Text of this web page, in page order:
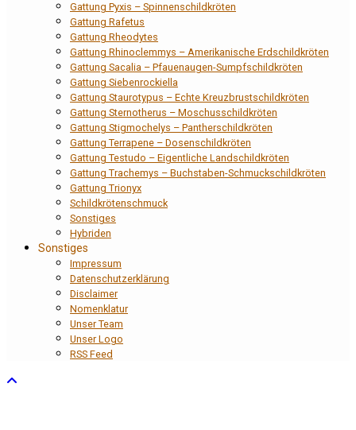
Gattung Pyxis – Spinnenschildkröten
Gattung Rafetus
Gattung Rheodytes
Gattung Rhinoclemmys – Amerikanische Erdschildkröten
Gattung Sacalia – Pfauenaugen-Sumpfschildkröten
Gattung Siebenrockiella
Gattung Staurotypus – Echte Kreuzbrustschildkröten
Gattung Sternotherus – Moschusschildkröten
Gattung Stigmochelys – Pantherschildkröten
Gattung Terrapene – Dosenschildkröten
Gattung Testudo – Eigentliche Landschildkröten
Gattung Trachemys – Buchstaben-Schmuckschildkröten
Gattung Trionyx
Schildkrötenschmuck
Sonstiges
Hybriden
Sonstiges
Impressum
Datenschutzerklärung
Disclaimer
Nomenklatur
Unser Team
Unser Logo
RSS Feed